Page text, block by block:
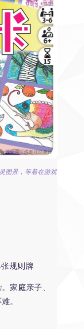
图景，等着在游戏
规则牌
家庭亲子、
。